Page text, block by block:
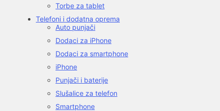
Torbe za tablet
Telefoni i dodatna oprema
Auto punjači
Dodaci za iPhone
Dodaci za smartphone
iPhone
Punjači i baterije
Slušalice za telefon
Smartphone